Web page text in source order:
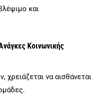
και
Κοινωνικής
να αισθάνεται